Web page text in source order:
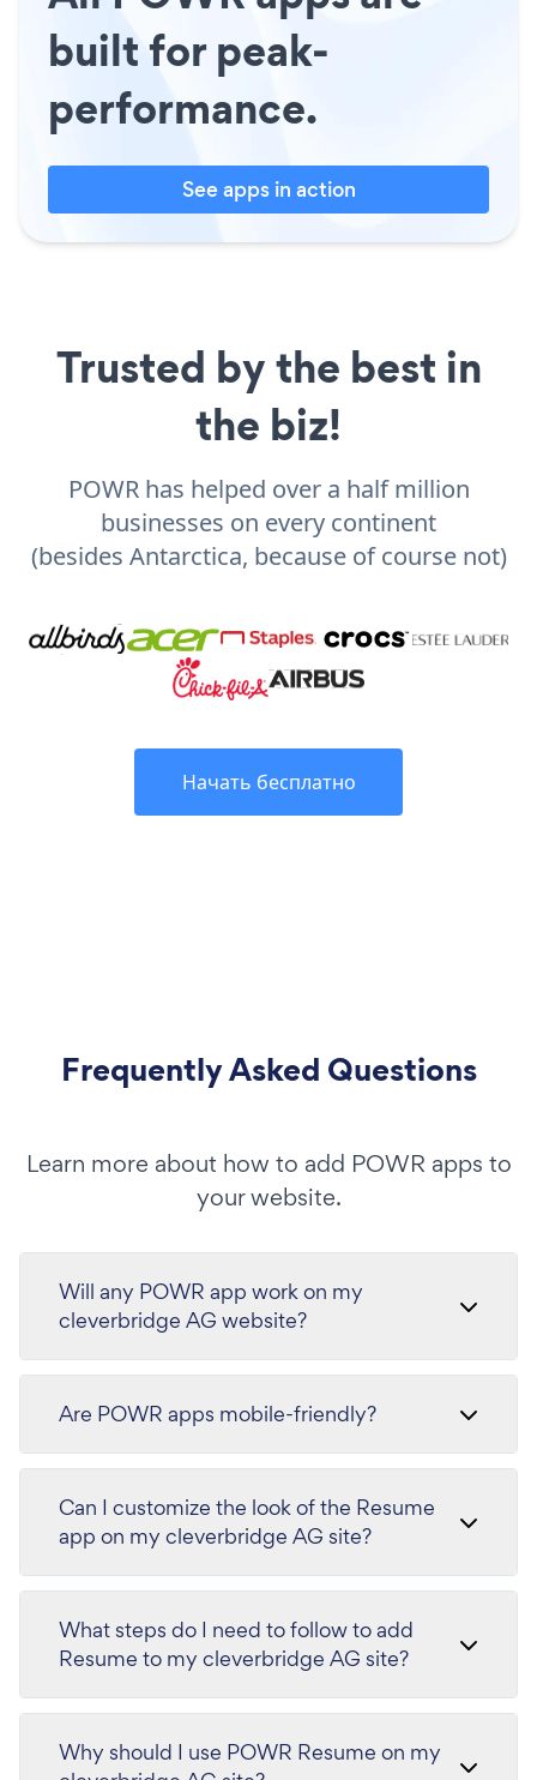
built for peak-
performance.
See apps in action
Trusted by the best in
the biz!
POWR has helped over a half million
businesses on every continent
(besides Antarctica, because of course not)
Начать бесплатно
Frequently Asked Questions
Learn more about how to add POWR apps to
your website.
Will any POWR app work on my
cleverbridge AG website?
Are POWR apps mobile-friendly?
Can I customize the look of the Resume
app on my cleverbridge AG site?
What steps do I need to follow to add
Resume to my cleverbridge AG site?
Why should I use POWR Resume on my